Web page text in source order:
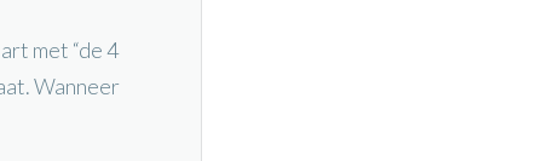
met “de 4
Wanneer